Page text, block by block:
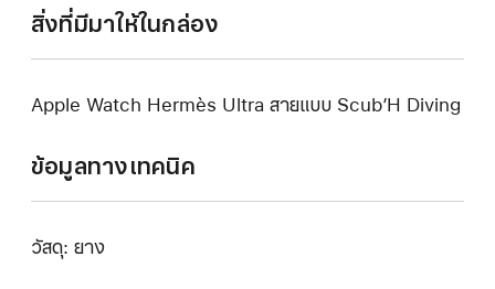
สิ่งที่มีมาให้ในกล่อง
Apple Watch Hermès Ultra สายแบบ Scub’H Diving
ข้อมูลทางเทคนิค
วัสดุ: ยาง